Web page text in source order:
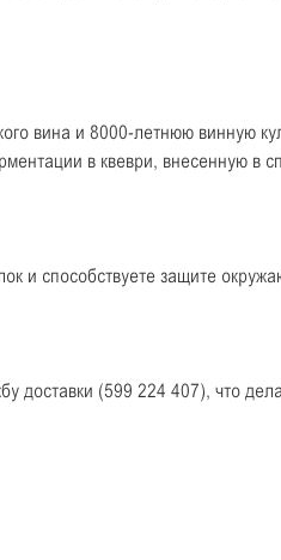
вина и 8000-летнюю винную
в квеври, внесенную в
и способствуете защите
(599 224 407), что